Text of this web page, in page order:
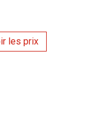
les prix